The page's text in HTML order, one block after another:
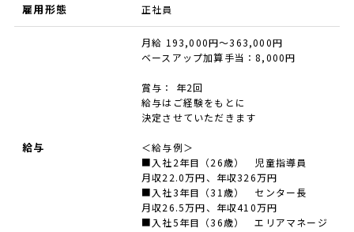
雇用形態 正社員
給与
月給 193,000円～363,000円
ベースアップ加算手当：8,000円
賞与： 年2回
給与はご経験をもとに
決定させていただきます
＜給与例＞
■入社2年目（26歳） 児童指導員
月収22.0万円、年収326万円
■入社3年目（31歳） センター長
月収26.5万円、年収410万円
■入社5年目（36歳） エリアマネージ